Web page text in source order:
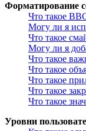
Форматирование
Что такое
Могу ли я
Что такое
Могу ли я
Что такое
Что такое
Что такое
Что такое
Что такое
Уровни